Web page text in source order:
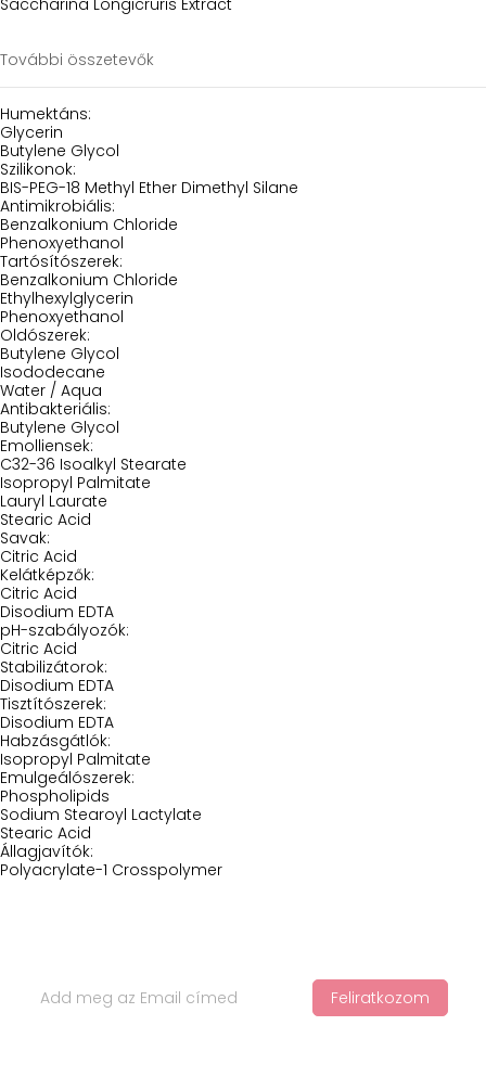
Saccharina Longicruris Extract
További összetevők
Humektáns:
Glycerin
Butylene Glycol
Szilikonok:
BIS-PEG-18 Methyl Ether Dimethyl Silane
Antimikrobiális:
Benzalkonium Chloride
Phenoxyethanol
Tartósítószerek:
Benzalkonium Chloride
Ethylhexylglycerin
Phenoxyethanol
Oldószerek:
Butylene Glycol
Isododecane
Water / Aqua
Antibakteriális:
Butylene Glycol
Emolliensek:
C32-36 Isoalkyl Stearate
Isopropyl Palmitate
Lauryl Laurate
Stearic Acid
Savak:
Citric Acid
Kelátképzők:
Citric Acid
Disodium EDTA
pH-szabályozók:
Citric Acid
Stabilizátorok:
Disodium EDTA
Tisztítószerek:
Disodium EDTA
Habzásgátlók:
Isopropyl Palmitate
Emulgeálószerek:
Phospholipids
Sodium Stearoyl Lactylate
Stearic Acid
Állagjavítók:
Polyacrylate-1 Crosspolymer
Feliratkozom